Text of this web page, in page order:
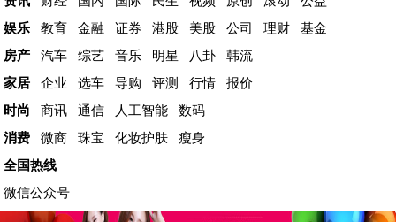
娱乐
教育 金融 证券 港股 美股 公司 理财
基金
房产
汽车 综艺 音乐 明星 八卦
韩流
家居
企业 选车 导购 评测 行情
报价
时尚
商讯 通信 人工智能
数码
消费
微商 珠宝 化妆护肤
瘦身
全国热线
微信公众号